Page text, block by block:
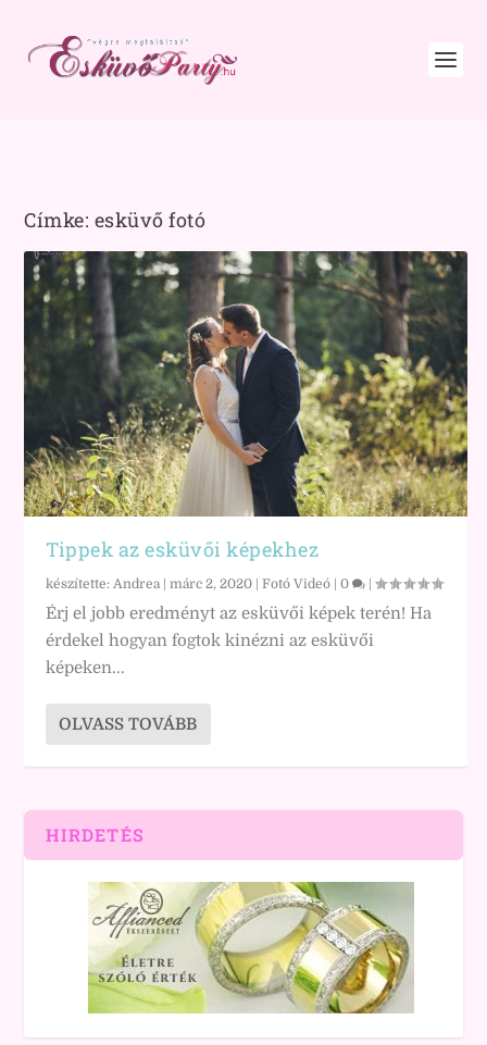
Címke: esküvő fotó
Tippek az esküvői képekhez
készítette:Andrea |márc 2, 2020 |Fotó Videó |0 |
Érj el jobb eredményt az esküvői képek terén! Ha
érdekel hogyan fogtok kinézni az esküvői
képeken...
OLVASS TOVÁBB
HIRDETÉS